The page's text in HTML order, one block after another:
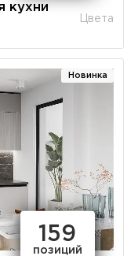
кухни
Цвета
Новинка
159
позиций